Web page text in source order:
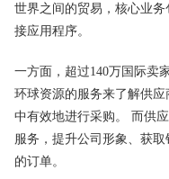
世界之间的贸易，核心业
接应用程序。
一方面，超过140万国际卖
环球资源的服务来了解供
中有效地进行采购。 而供
服务，提升公司形象、获
的订单。